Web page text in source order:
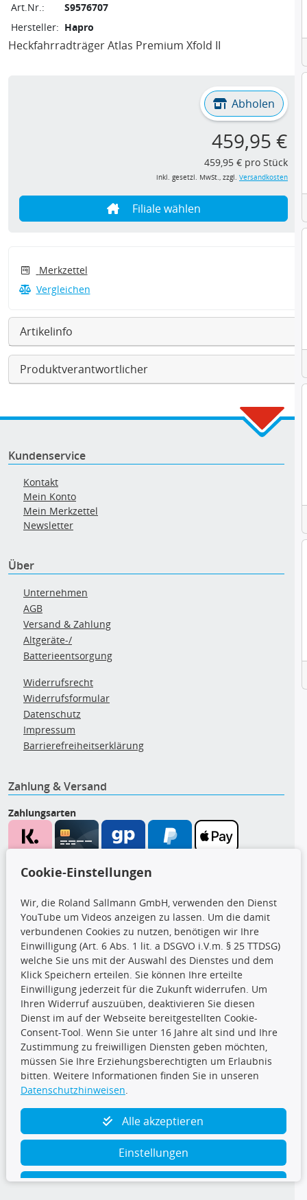
Art.Nr.:
S9576707
Hersteller: Hapro
Heckfahrradträger Atlas Premium Xfold II
Abholen
459,95 €
459,95 € pro Stück
inkl. gesetzl. MwSt., zzgl. Versandkosten
Filiale wählen
Merkzettel
Vergleichen
Artikelinfo
Produktverantwortlicher
Kundenservice
Kontakt
Mein Konto
Mein Merkzettel
Newsletter
Über
Unternehmen
AGB
Versand & Zahlung
Altgeräte-/
Batterieentsorgung
Widerrufsrecht
Widerrufsformular
Datenschutz
Impressum
Barrierefreiheitserklärung
Zahlung & Versand
Zahlungsarten
CARAT Gruppe
Folge uns
TecDoc Inside
Cookie-Einstellungen
Wir, die Roland Sallmann GmbH, verwenden den Dienst
YouTube um Videos anzeigen zu lassen. Um die damit
verbundenen Cookies zu nutzen, benötigen wir Ihre
Einwilligung (Art. 6 Abs. 1 lit. a DSGVO i.V.m. § 25 TTDSG)
welche Sie uns mit der Auswahl des Dienstes und dem
Klick Speichern erteilen. Sie können Ihre erteilte
Einwilligung jederzeit für die Zukunft widerrufen. Um
Ihren Widerruf auszuüben, deaktivieren Sie diesen
Dienst im auf der Webseite bereitgestellten Cookie-
Consent-Tool. Wenn Sie unter 16 Jahre alt sind und Ihre
Zustimmung zu freiwilligen Diensten geben möchten,
müssen Sie Ihre Erziehungsberechtigten um Erlaubnis
bitten. Weitere Informationen finden Sie in unseren
Datenschutzhinweisen
Alle akzeptieren
Einstellungen
Ablehnen